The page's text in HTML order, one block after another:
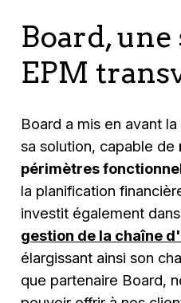
Board,
EPM
Board a mis en avant
sa solution, capable de
périmètres
la planification
investit également
gestion de la chaîne
élargissant ainsi son
que partenaire Board,